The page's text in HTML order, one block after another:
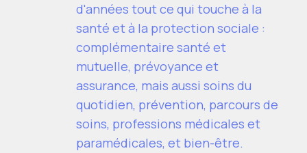
d'années tout ce qui touche à la
santé et à la protection sociale :
complémentaire santé et
mutuelle, prévoyance et
assurance, mais aussi soins du
quotidien, prévention, parcours de
soins, professions médicales et
paramédicales, et bien-être.